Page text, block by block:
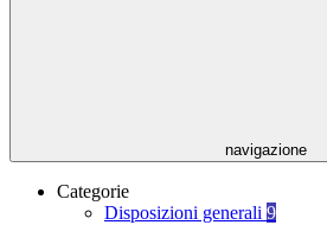
navigazione
Categorie
Disposizioni generali 9